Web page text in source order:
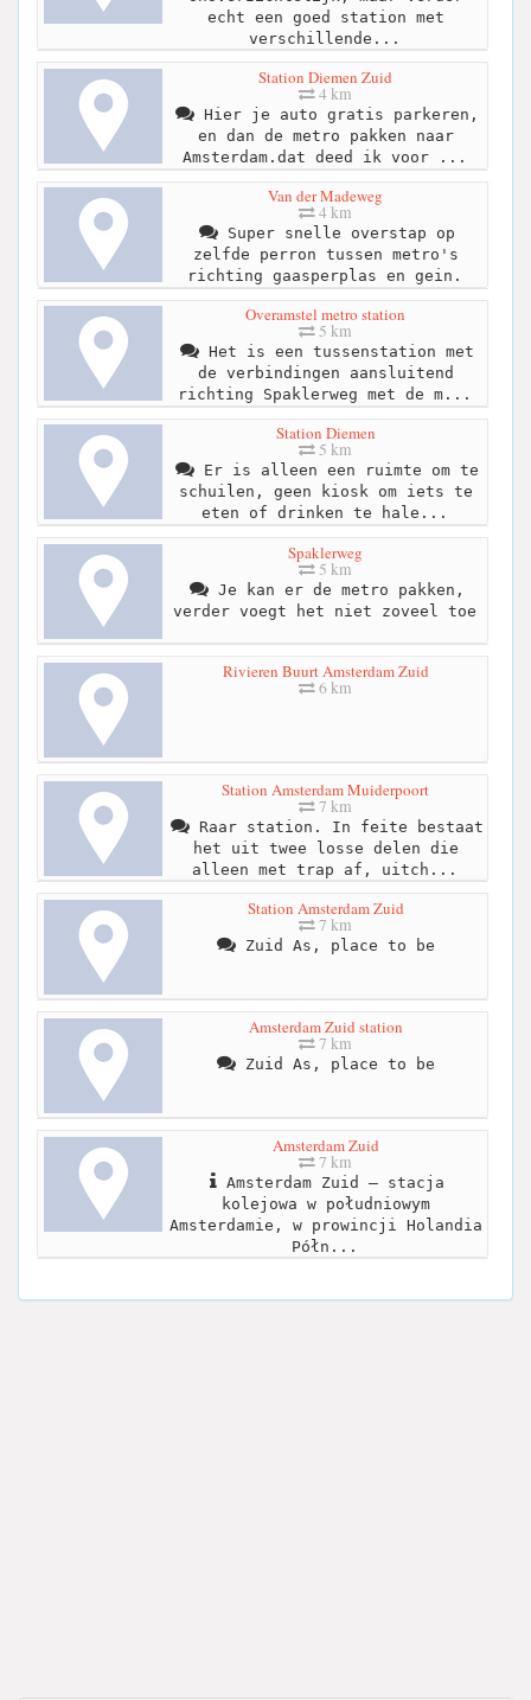
echt een goed station met
verschillende...
Station Diemen Zuid
4 km
Hier je auto gratis parkeren,
en dan de metro pakken naar
Amsterdam.dat deed ik voor ...
Van der Madeweg
4 km
Super snelle overstap op
zelfde perron tussen metro's
richting gaasperplas en gein.
Overamstel metro station
5 km
Het is een tussenstation met
de verbindingen aansluitend
richting Spaklerweg met de m...
Station Diemen
5 km
Er is alleen een ruimte om te
schuilen, geen kiosk om iets te
eten of drinken te hale...
Spaklerweg
5 km
Je kan er de metro pakken,
verder voegt het niet zoveel toe
Rivieren Buurt Amsterdam Zuid
6 km
Station Amsterdam Muiderpoort
7 km
Raar station. In feite bestaat
het uit twee losse delen die
alleen met trap af, uitch...
Station Amsterdam Zuid
7 km
Zuid As, place to be
Amsterdam Zuid station
7 km
Zuid As, place to be
Amsterdam Zuid
7 km
Amsterdam Zuid – stacja
kolejowa w południowym
Amsterdamie, w prowincji Holandia
Półn...